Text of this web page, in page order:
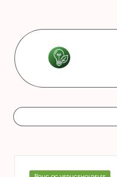
content
L
e
s
o
astuces
Posted